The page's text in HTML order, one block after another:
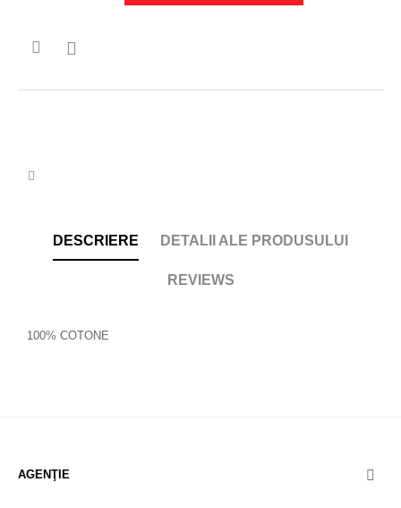

DESCRIERE DETALII ALE PRODUSULUI
REVIEWS
100% COTONE
AGENŢIE 